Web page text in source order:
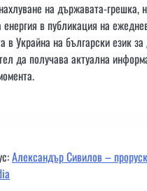
на държавата-грешка,
в публикация на
в Украйна на български език
да получава актуална
Александър Сивилов –